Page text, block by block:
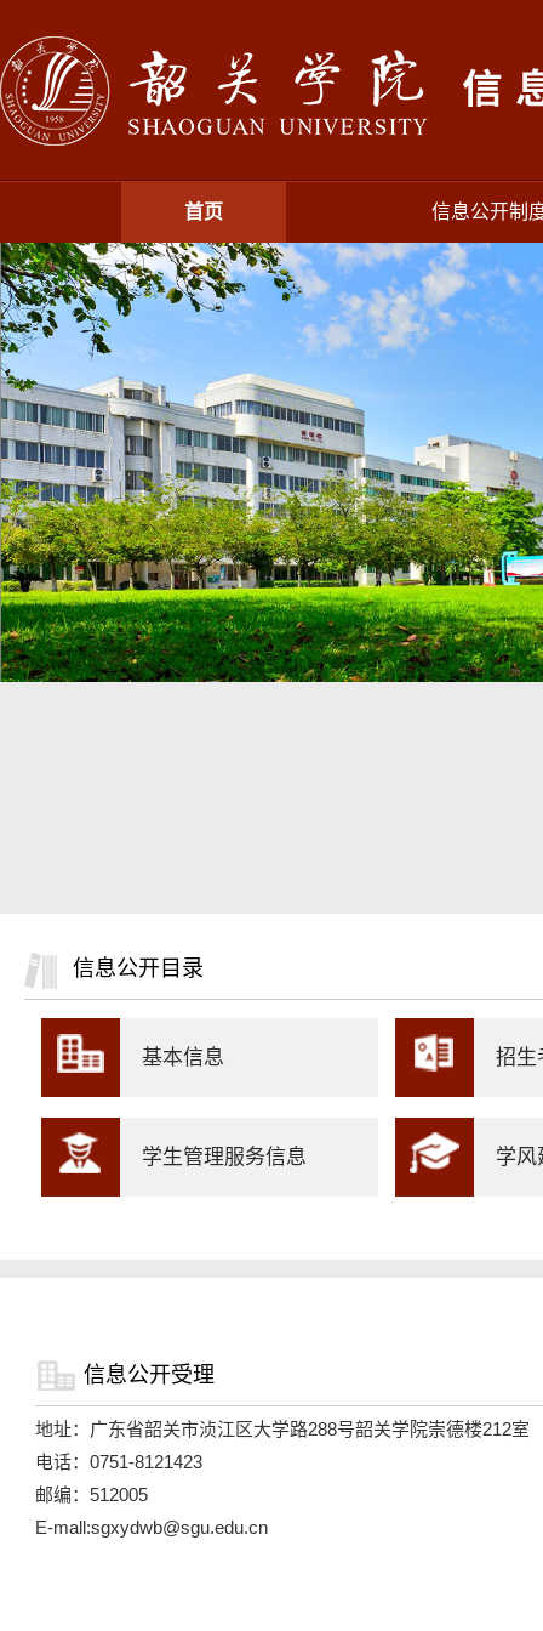
首页 信息公开制
信息公开目录
基本信息 招生
学生管理服务信息 学风
信息公开受理
地址：广东省韶关市浈江区大学路288号韶关学院崇德楼212室
电话：0751-8121423
邮编：512005
E-mall:sgxydwb@sgu.edu.cn